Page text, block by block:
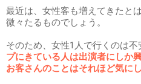
最近は、女性客も増えてきたと
微々たるものでしょう。
そのため、女性1人で行くのは不
プにきている人は出演者にしか
お客さんのことはそれほど気に